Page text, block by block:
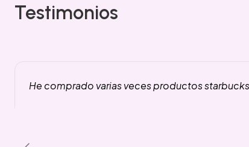
Testimonios
He comprado varias veces productos